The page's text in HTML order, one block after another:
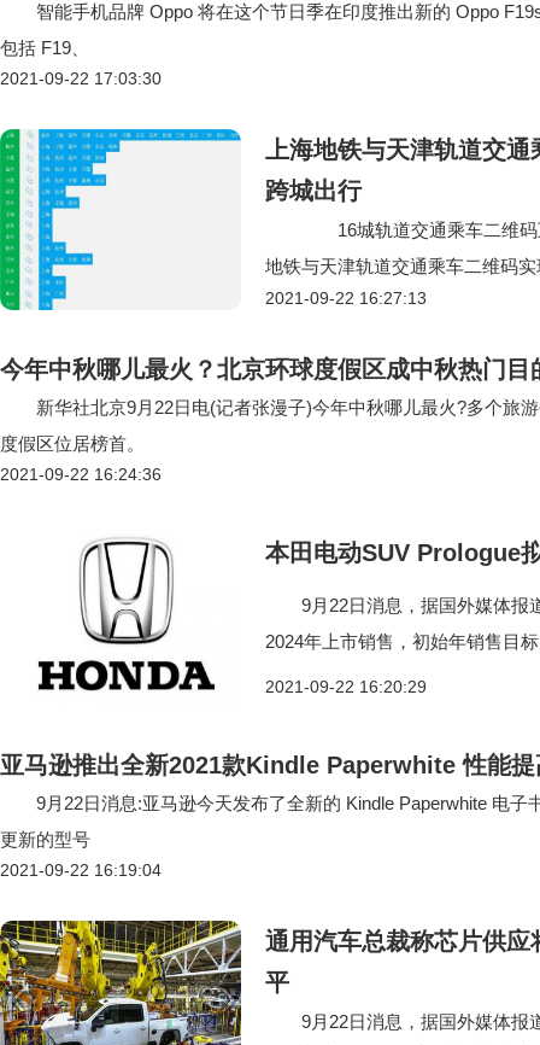
智能手机品牌 Oppo 将在这个节日季在印度推出新的 Oppo
包括 F19、
2021-09-22 17:03:30
上海地铁与天津轨道交
跨城出行
16城轨道交通乘车二维码
地铁与天津轨道交通乘车二维码
2021-09-22 16:27:13
今年中秋哪儿最火？北京环球度假区成中秋热门目
新华社北京9月22日电(记者张漫子)今年中秋哪儿最火?多个旅
度假区位居榜首。
2021-09-22 16:24:36
本田电动SUV Prologue
9月22日消息，据国外媒体报道
2024年上市销售，初始年销
2021-09-22 16:20:29
亚马逊推出全新2021款Kindle Paperwhite 性能提
9月22日消息:亚马逊今天发布了全新的 Kindle Paperwhite 电子
更新的型号
2021-09-22 16:19:04
通用汽车总裁称芯片供
平
9月22日消息，据国外媒体报